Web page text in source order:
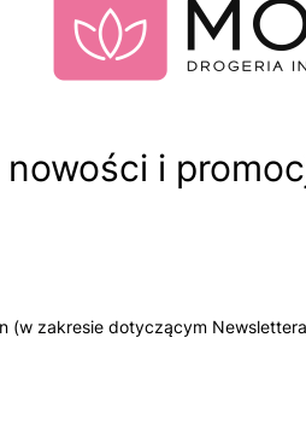
i
(w zakresie dotyczącym